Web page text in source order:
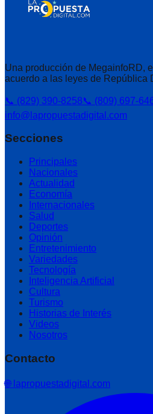
Una producción de MegainfoRD,
acuerdo a las leyes de República
📞 (829) 390-8258📞 (809) 697-
info@lapropuestadigital.com
Secciones
Principales
Nacionales
Actualidad
Economía
Internacionales
Salud
Deportes
Opinión
Entretenimiento
Variedades
Tecnología
Inteligencia Artificial
Cultura
Turismo
Historias de Interés
Videos
Nosotros
Contacto
🌐 lapropuestadigital.com